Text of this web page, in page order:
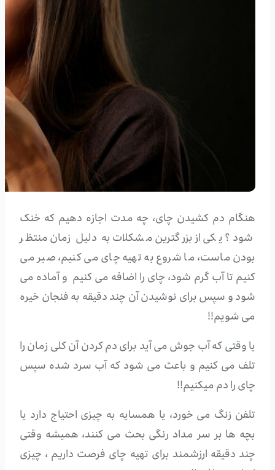
هنگام دم کشیدن چای، چه مدت اجازه دهیم که خنک
شود؟ یکی از بزرگترین مشکلات به دلیل زمان منتظر
بودن ماست، ما شروع به تهیه چای می کنیم، صبر می
کنیم تا آب گرم شود، چای را اضافه می کنیم و آماده می
شود و سپس برای نوشیدن آن چند دقیقه به فنجان خیره
می شویم!!
یا وقتی که آب جوش می آید برای دم کردن آن کلی زمان را
تلف می کنیم و باعث می شود که آب سرد شده سپس
چای را دم میکنیم!!
تلفن زنگ می خورد، یا همسایه به چیزی احتیاج دارد یا
بچه ها بر سر مداد رنگی بحث می کنند، همیشه وقتی
چند دقیقه ارزشمند برای تهیه چای فرصت داریم ، چیزی